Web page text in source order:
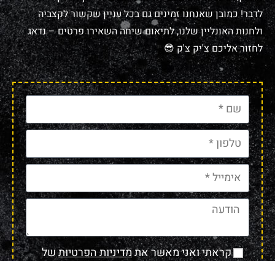
לדבר! כמובן שאנחנו זמינים גם בכל עניין שקשור לקצביה
ולחנות האונליין שלנו, לתיאום שיחה השאירו פרטים – נדאג
לחזור אליכם צ'יק צ'ק 😎
קראתי ואני מאשר אתמדיניות הפרטיותשל